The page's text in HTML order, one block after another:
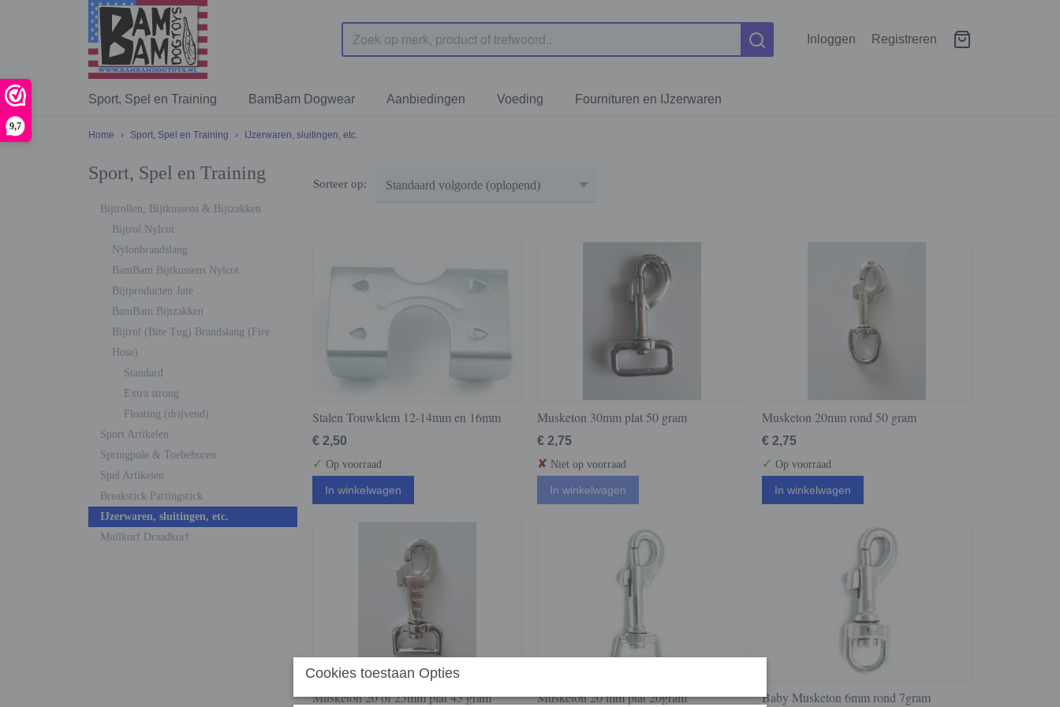
9,7
Inloggen Registreren
Sport, Spel en Training BamBam Dogwear Aanbiedingen Voeding Fournituren en IJzerwaren
Home › Sport, Spel en Training › IJzerwaren, sluitingen, etc.
Sport, Spel en Training
Bijtrollen, Bijtkussens & Bijtzakken
Bijtrol Nylcot
Nylonbrandslang
BamBam Bijtkussens Nylcot
Bijtproducten Jute
BamBam Bijtzakken
Bijtrol (Bite Tug) Brandslang (Fire
Hose)
Standard
Extra strong
Floating (drijvend)
Sport Artikelen
Springpole & Toebehoren
Spel Artikelen
Breakstick Partingstick
IJzerwaren, sluitingen, etc.
Muilkorf Draadkorf
Sorteer op:
Stalen Touwklem 12-14mm en 16mm
€ 2,50
✓ Op voorraad
In winkelwagen
Musketon 30mm plat 50 gram
€ 2,75
✘ Niet op voorraad
In winkelwagen
Musketon 20mm rond 50 gram
€ 2,75
✓ Op voorraad
In winkelwagen
Musketon 20 of 25mm plat 45 gram
Musketon 20 mm plat 20gram Baby Musketon 6mm rond 7gram
Cookies toestaan Opties